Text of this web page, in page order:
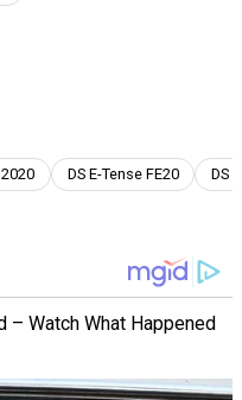
2020 DS E-Tense FE20 DS